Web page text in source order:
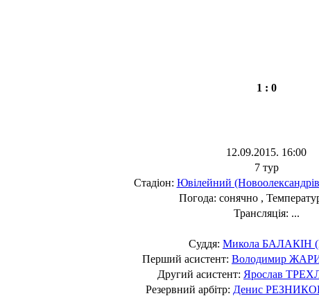
1 : 0
12.09.2015. 16:00
7 тур
Стадіон: Ювілейний
Погода: сонячно ,
Трансляція: ...
Суддя: Микола БАЛАКІН
Перший асистент: Володимир
Другий асистент: Ярослав
Резервний арбітр: Денис